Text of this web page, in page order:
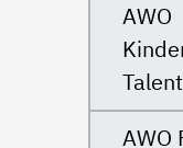
AWO
AWO